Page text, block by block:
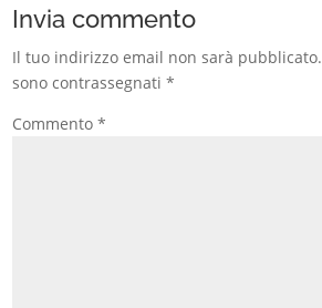
Invia commento
Il tuo indirizzo email non sarà pubblicato.
sono contrassegnati*
Commento*